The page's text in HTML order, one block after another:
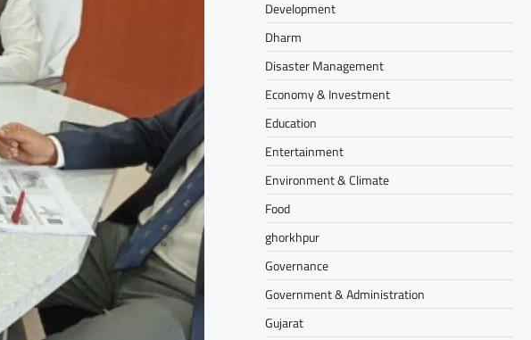
Development
Dharm
Disaster Management
Economy & Investment
Education
Entertainment
Environment & Climate
Food
ghorkhpur
Governance
Government & Administration
Gujarat